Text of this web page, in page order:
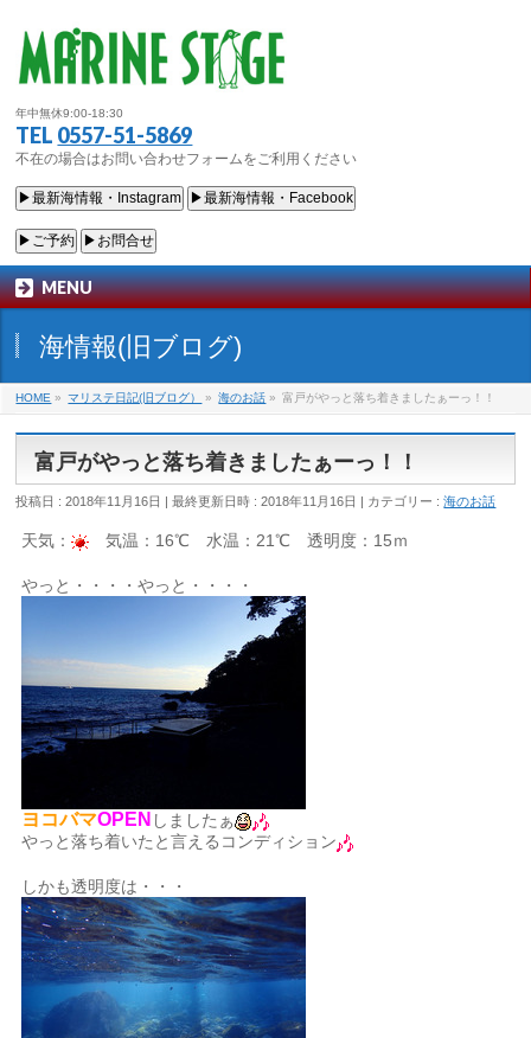
年中無休9:00-18:30
TEL 0557-51-5869
不在の場合はお問い合わせフォームをご利用ください
▶最新海情報・Instagram ▶最新海情報・Facebook
▶ご予約 ▶お問合せ
MENU
海情報(旧ブログ)
HOME » マリステ日記(旧ブログ） » 海のお話 » 富戸がやっと落ち着きましたぁーっ！！
富戸がやっと落ち着きましたぁーっ！！
投稿日 : 2018年11月16日 最終更新日時 : 2018年11月16日 カテゴリー :海のお話
天気： 気温：16℃ 水温：21℃ 透明度：15ｍ
やっと・・・・やっと・・・・
ヨコバマOPEN しましたぁ
やっと落ち着いたと言えるコンディション
しかも透明度は・・・